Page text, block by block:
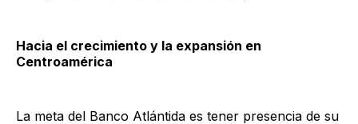
Hacia el crecimiento y la expansión en
Centroamérica
La meta del Banco Atlántida es tener presencia de su